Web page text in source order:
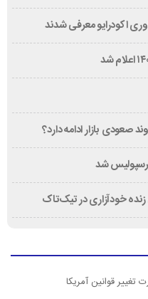
اکودرایو معرفی شدند
صعودی بازار ادامه دارد؟
خودآزاری در تیک‌تاک
قوانین آمریکا